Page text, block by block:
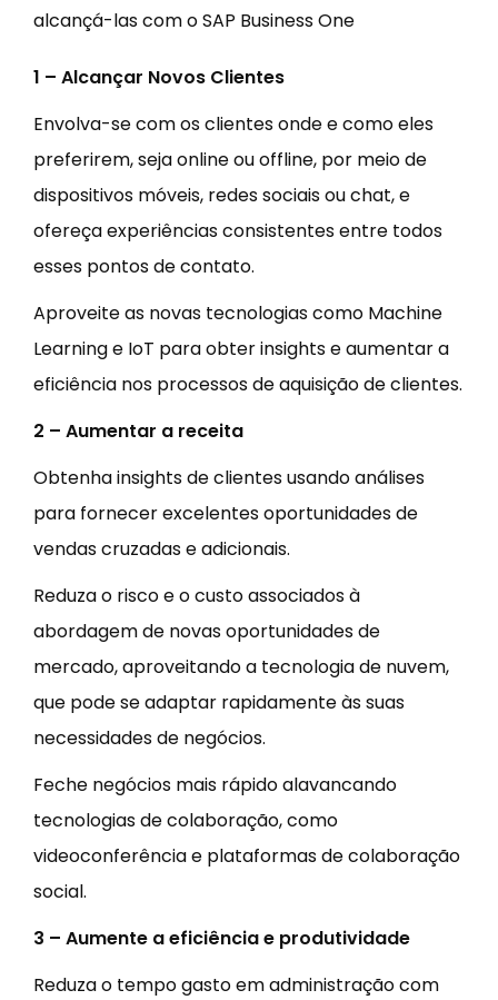
alcançá-las com o SAP Business One
1 – Alcançar Novos Clientes
Envolva-se com os clientes onde e como eles
preferirem, seja online ou offline, por meio de
dispositivos móveis, redes sociais ou chat, e
ofereça experiências consistentes entre todos
esses pontos de contato.
Aproveite as novas tecnologias como Machine
Learning e IoT para obter insights e aumentar a
eficiência nos processos de aquisição de clientes.
2 – Aumentar a receita
Obtenha insights de clientes usando análises
para fornecer excelentes oportunidades de
vendas cruzadas e adicionais.
Reduza o risco e o custo associados à
abordagem de novas oportunidades de
mercado, aproveitando a tecnologia de nuvem,
que pode se adaptar rapidamente às suas
necessidades de negócios.
Feche negócios mais rápido alavancando
tecnologias de colaboração, como
videoconferência e plataformas de colaboração
social.
3 – Aumente a eficiência e produtividade
Reduza o tempo gasto em administração com